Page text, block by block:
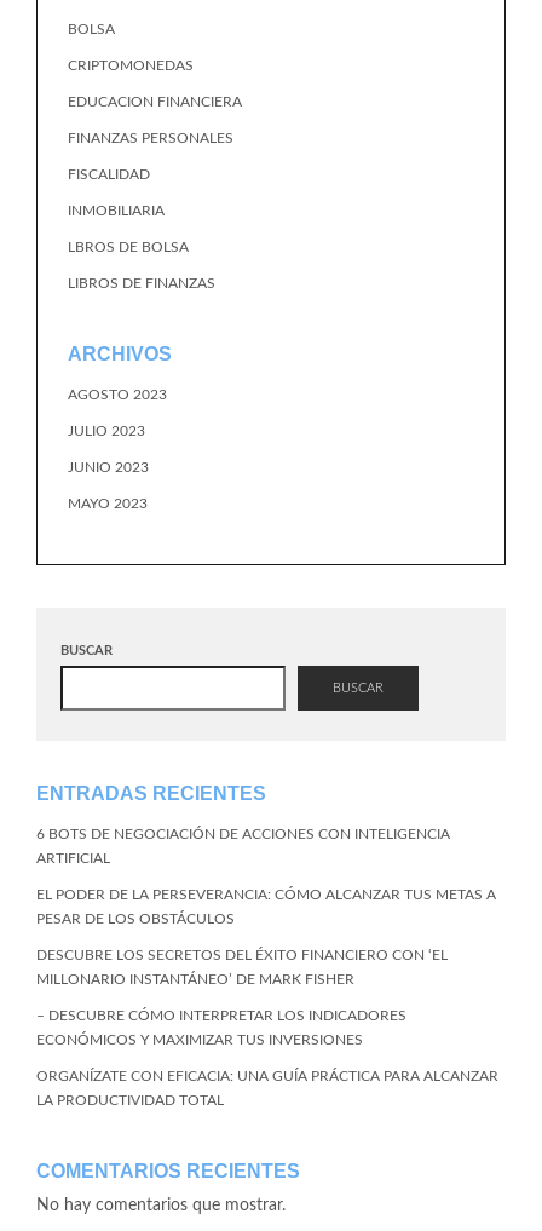
BOLSA
CRIPTOMONEDAS
EDUCACION FINANCIERA
FINANZAS PERSONALES
FISCALIDAD
INMOBILIARIA
LBROS DE BOLSA
LIBROS DE FINANZAS
ARCHIVOS
AGOSTO 2023
JULIO 2023
JUNIO 2023
MAYO 2023
BUSCAR
BUSCAR
ENTRADAS RECIENTES
6 BOTS DE NEGOCIACIÓN DE ACCIONES CON INTELIGENCIA
ARTIFICIAL
EL PODER DE LA PERSEVERANCIA: CÓMO ALCANZAR TUS METAS A
PESAR DE LOS OBSTÁCULOS
DESCUBRE LOS SECRETOS DEL ÉXITO FINANCIERO CON ‘EL
MILLONARIO INSTANTÁNEO’ DE MARK FISHER
– DESCUBRE CÓMO INTERPRETAR LOS INDICADORES
ECONÓMICOS Y MAXIMIZAR TUS INVERSIONES
ORGANÍZATE CON EFICACIA: UNA GUÍA PRÁCTICA PARA ALCANZAR
LA PRODUCTIVIDAD TOTAL
COMENTARIOS RECIENTES
No hay comentarios que mostrar.